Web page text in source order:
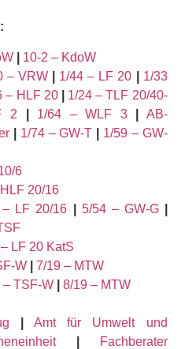
10-2 – KdoW
– VRW 1/44 – LF 20
1/33
– HLF 20
1/24 – TLF 20/40-
2 1/64 – WLF 3
AB-
1/74 – GW-T
1/59 – GW-
6
20/16
– LF 20/16 5/54 – GW-G
LF 20 KatS
W
7/19 – MTW
– TSF-W 8/19 – MTW
Amt für Umwelt und
Fachberater